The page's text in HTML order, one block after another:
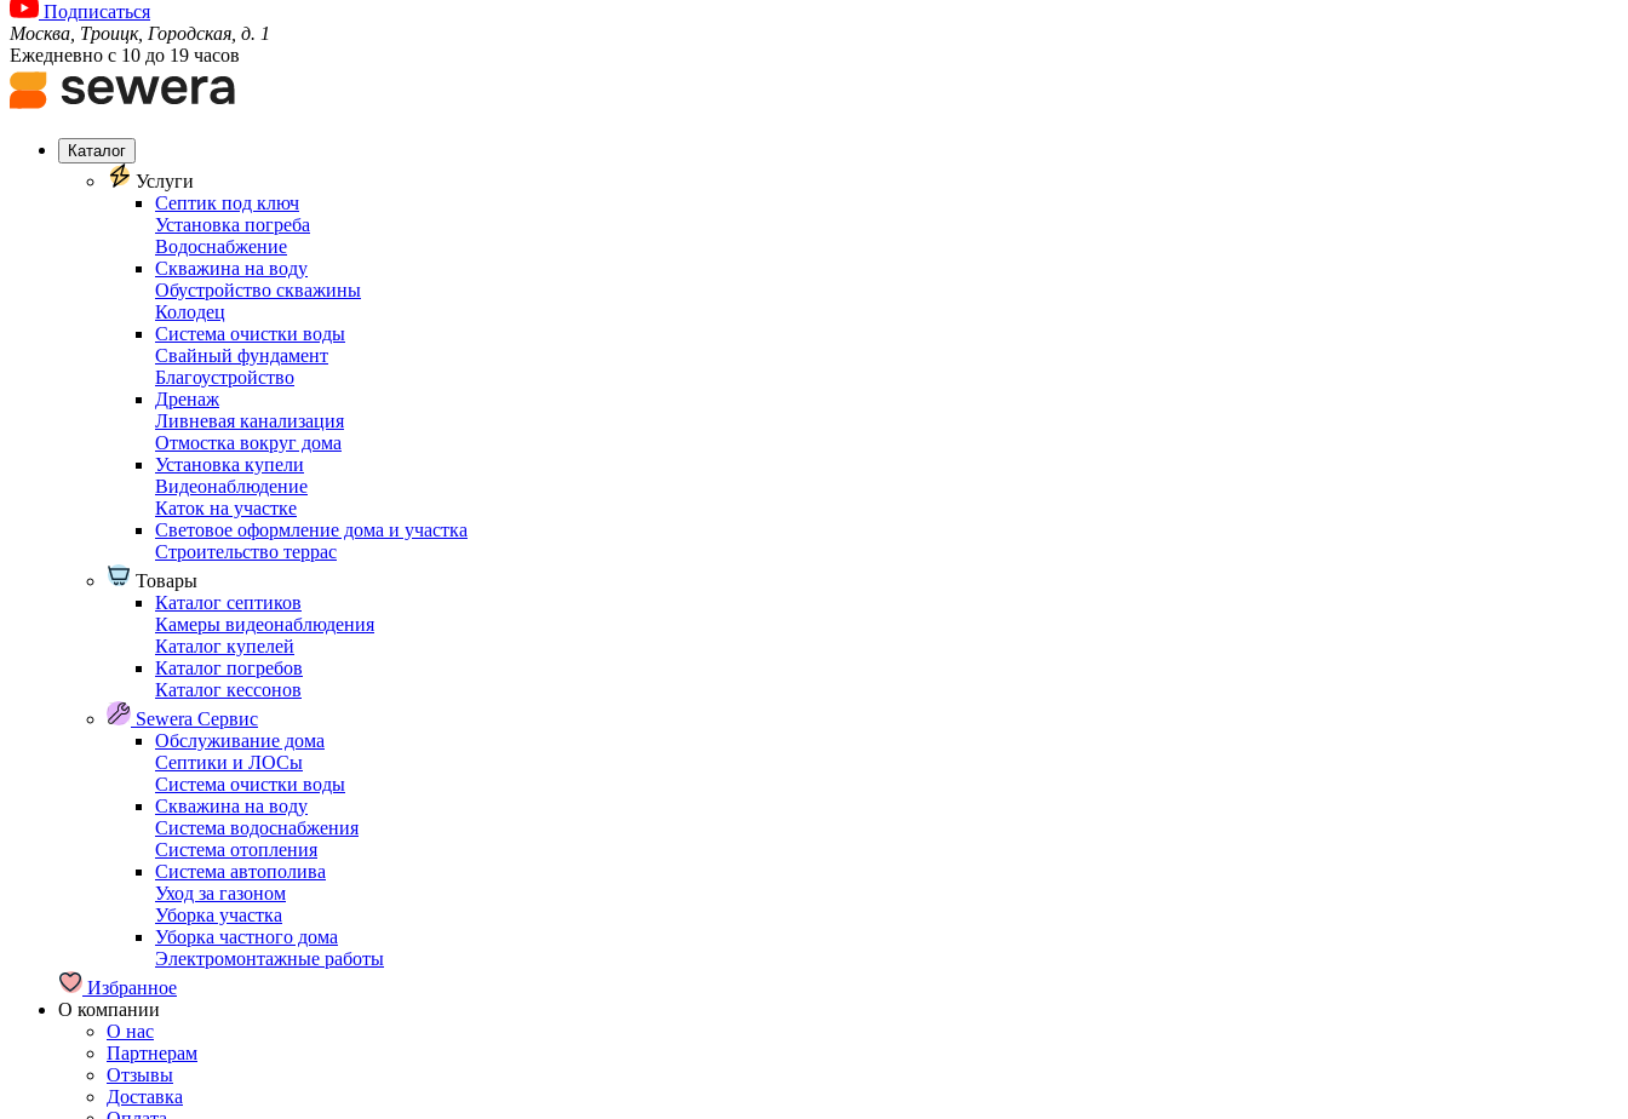
Подписаться
Москва, Троицк, Городская, д. 1
Ежедневно с 10 до 19 часов
Каталог
Услуги
Септик под ключ
Установка погреба
Водоснабжение
Скважина на воду
Обустройство скважины
Колодец
Система очистки воды
Свайный фундамент
Благоустройство
Дренаж
Ливневая канализация
Отмостка вокруг дома
Установка купели
Видеонаблюдение
Каток на участке
Световое оформление дома и участка
Строительство террас
Товары
Каталог септиков
Камеры видеонаблюдения
Каталог купелей
Каталог погребов
Каталог кессонов
Sewera Сервис
Обслуживание дома
Септики и ЛОСы
Система очистки воды
Скважина на воду
Система водоснабжения
Система отопления
Система автополива
Уход за газоном
Уборка участка
Уборка частного дома
Электромонтажные работы
Избранное
О компании
О нас
Партнерам
Отзывы
Доставка